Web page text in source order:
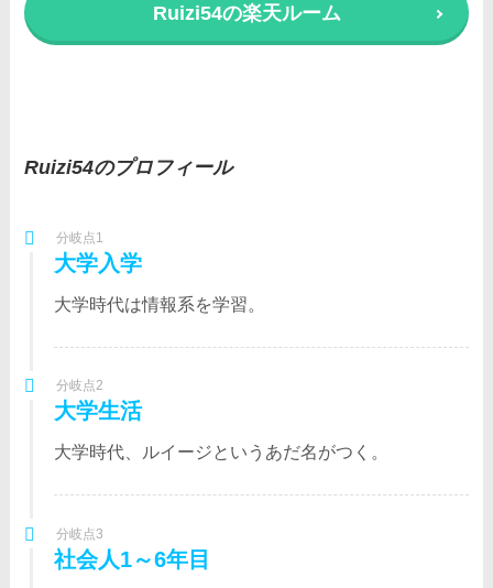
Ruizi54の楽天ルーム
Ruizi54のプロフィール
分岐点1
大学入学
大学時代は情報系を学習。
分岐点2
大学生活
大学時代、ルイージというあだ名がつく。
分岐点3
社会人1～6年目